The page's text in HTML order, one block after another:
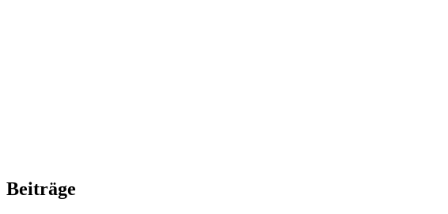
Beiträge